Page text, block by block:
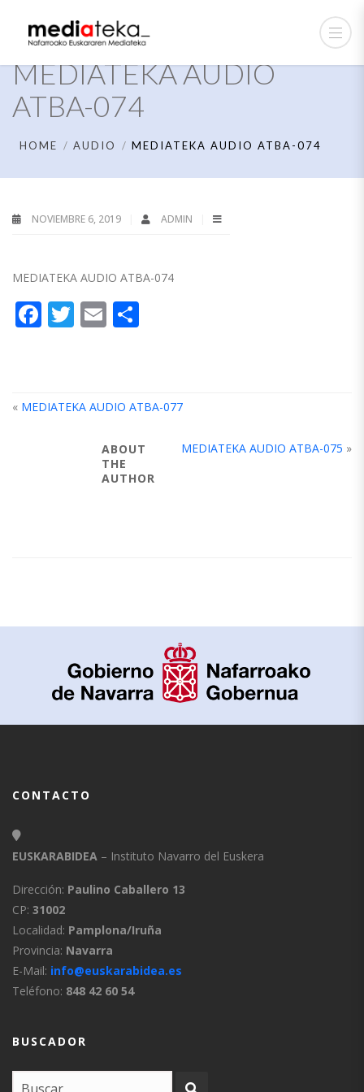
MEDIATEKA AUDIO
ATBA-074
HOME AUDIO MEDIATEKA AUDIO ATBA-074
NOVIEMBRE 6, 2019 ADMIN
MEDIATEKA AUDIO ATBA-074
Facebook
Twitter
Email
« MEDIATEKA AUDIO ATBA-077
MEDIATEKA AUDIO ATBA-075 »
ABOUT
THE
AUTHOR
CONTACTO
EUSKARABIDEA – Instituto Navarro del Euskera
Dirección: Paulino Caballero 13
CP: 31002
Localidad: Pamplona/Iruña
Provincia: Navarra
E-Mail: info@euskarabidea.es
Teléfono: 848 42 60 54
BUSCADOR